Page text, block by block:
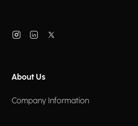
About Us
Company Information